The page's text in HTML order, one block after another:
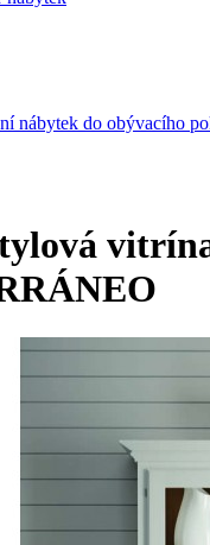
nábytek do obývacího